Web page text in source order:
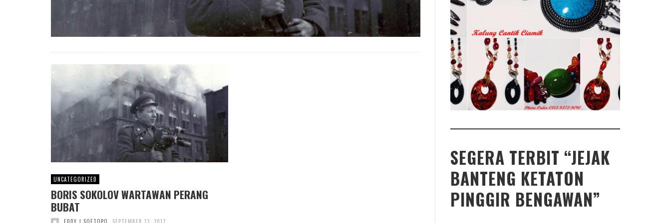
UNCATEGORIZED
BORIS SOKOLOV WARTAWAN PERANG
BUBAT
SEGERA TERBIT “JEJAK
BANTENG KETATON
PINGGIR BENGAWAN”